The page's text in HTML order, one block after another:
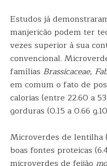
Estudos já
manjericão podem ter
vezes superior à sua
convencional.
famílias Brassicaceae,
em comum o fato de
calorias (entre 22.60 a
gorduras (0.15 a 0.66
Microverdes de lentilha (
boas fontes proteicas